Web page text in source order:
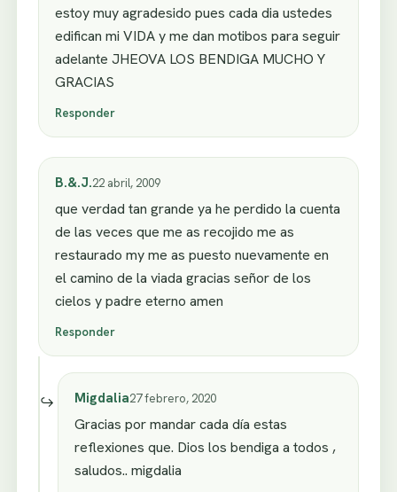
estoy muy agradesido pues cada dia ustedes
edifican mi VIDA y me dan motibos para seguir
adelante JHEOVA LOS BENDIGA MUCHO Y
GRACIAS
Responder
B.&.J.22 abril, 2009
que verdad tan grande ya he perdido la cuenta
de las veces que me as recojido me as
restaurado my me as puesto nuevamente en
el camino de la viada gracias señor de los
cielos y padre eterno amen
Responder
Migdalia27 febrero, 2020
Gracias por mandar cada día estas
reflexiones que. Dios los bendiga a todos ,
saludos.. migdalia